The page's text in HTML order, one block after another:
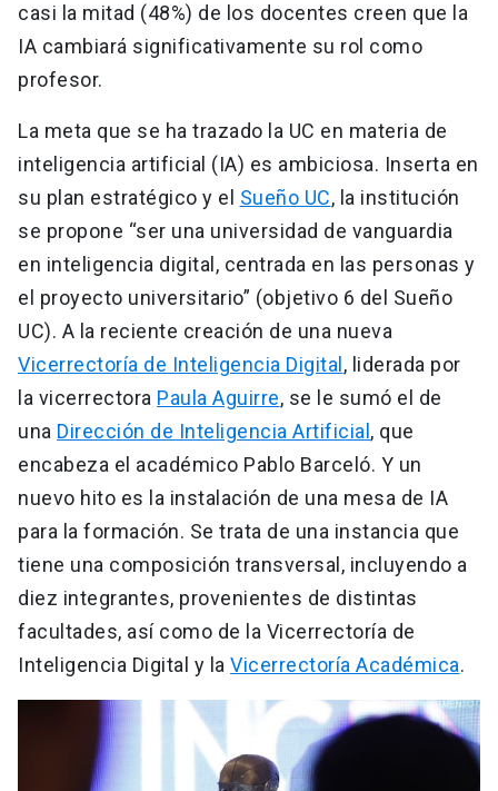
casi la mitad (48%) de los docentes creen que la
IA cambiará significativamente su rol como
profesor.
La meta que se ha trazado la UC en materia de
inteligencia artificial (IA) es ambiciosa. Inserta en
su plan estratégico y el Sueño UC, la institución
se propone “ser una universidad de vanguardia
en inteligencia digital, centrada en las personas y
el proyecto universitario” (objetivo 6 del Sueño
UC). A la reciente creación de una nueva
Vicerrectoría de Inteligencia Digital , liderada por
la vicerrectora Paula Aguirre, se le sumó el de
una Dirección de Inteligencia Artificial , que
encabeza el académico Pablo Barceló. Y un
nuevo hito es la instalación de una mesa de IA
para la formación. Se trata de una instancia que
tiene una composición transversal, incluyendo a
diez integrantes, provenientes de distintas
facultades, así como de la Vicerrectoría de
Inteligencia Digital y la Vicerrectoría Académica.